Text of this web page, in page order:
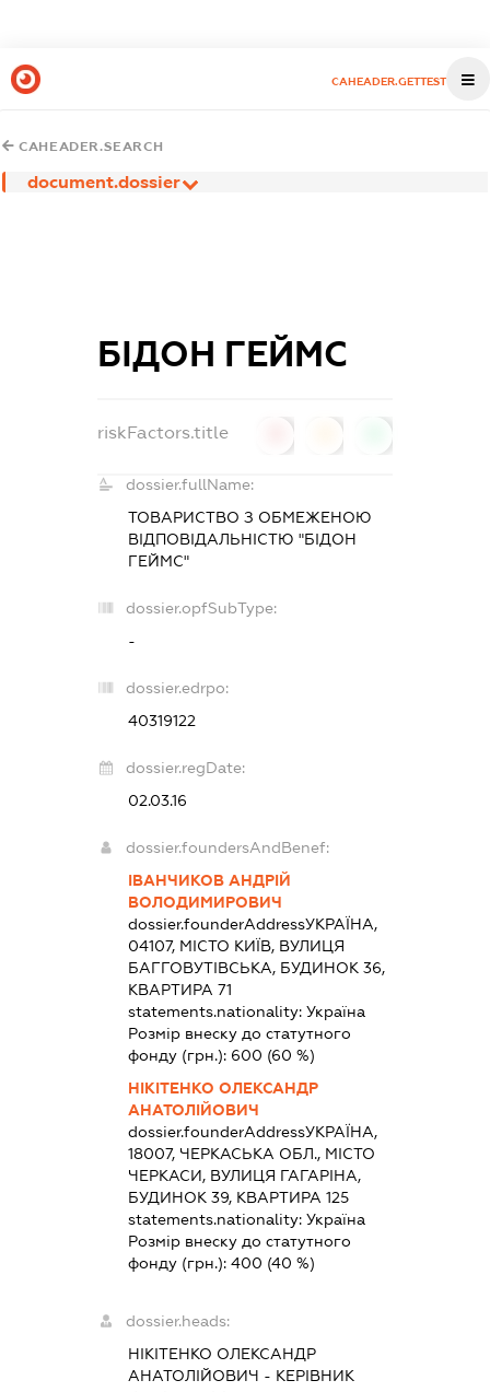
CAHEADER.GETTEST
CAHEADER.SEARCH
document.dossier
БІДОН ГЕЙМС
riskFactors.title
dossier.fullName:
ТОВАРИСТВО З ОБМЕЖЕНОЮ
ВІДПОВІДАЛЬНІСТЮ "БІДОН
ГЕЙМС"
dossier.opfSubType:
-
dossier.edrpo:
40319122
dossier.regDate:
02.03.16
dossier.foundersAndBenef:
ІВАНЧИКОВ АНДРІЙ
ВОЛОДИМИРОВИЧ
dossier.founderAddressУКРАЇНА,
04107, МІСТО КИЇВ, ВУЛИЦЯ
БАГГОВУТІВСЬКА, БУДИНОК 36,
КВАРТИРА 71
statements.nationality: Україна
Розмір внеску до статутного
фонду (грн.): 600 (60 %)
НІКІТЕНКО ОЛЕКСАНДР
АНАТОЛІЙОВИЧ
dossier.founderAddressУКРАЇНА,
18007, ЧЕРКАСЬКА ОБЛ., МІСТО
ЧЕРКАСИ, ВУЛИЦЯ ГАГАРІНА,
БУДИНОК 39, КВАРТИРА 125
statements.nationality: Україна
Розмір внеску до статутного
фонду (грн.): 400 (40 %)
dossier.heads:
НІКІТЕНКО ОЛЕКСАНДР
АНАТОЛІЙОВИЧ - КЕРІВНИК